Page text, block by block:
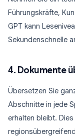
Führungskräfte,
GPT kann
Sekundenschnelle
4. Dokumente
Übersetzen Sie
Abschnitte in jede
erhalten bleibt.